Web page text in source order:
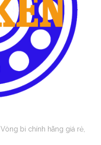
. Vòng bi chính hãng giá rẻ,